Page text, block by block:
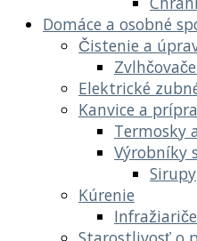
Domáce a osobné
Čistenie a
Elektrické
Kanvice a
Termosky
Výrobníky
Sirupy
Kúrenie
Infražiariče